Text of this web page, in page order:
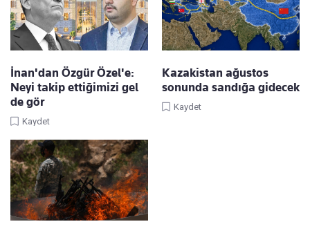
İnan'dan Özgür Özel'e:
Neyi takip ettiğimizi gel
de gör
Kaydet
Kazakistan ağustos
sonunda sandığa gidecek
Kaydet